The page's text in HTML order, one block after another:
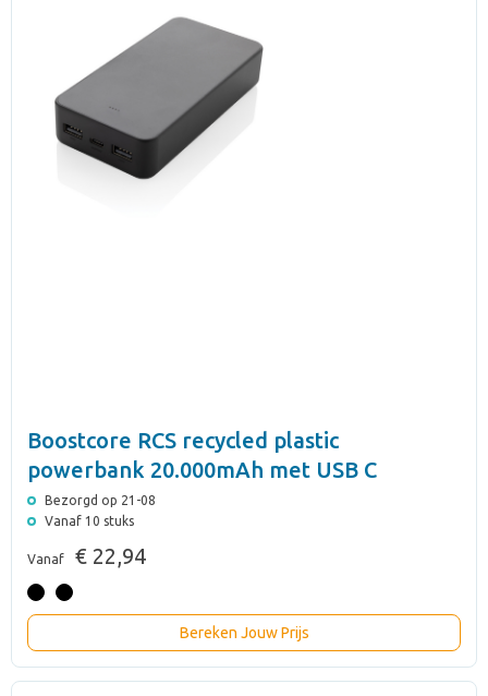
Boostcore RCS recycled plastic
powerbank 20.000mAh met USB C
Bezorgd op 21-08
Vanaf 10 stuks
Vanaf € 22,94
Bereken Jouw Prijs